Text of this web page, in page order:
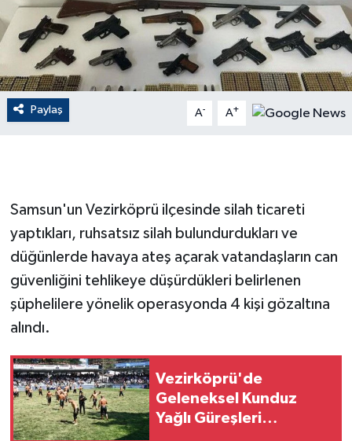
Paylaş A- A+
Samsun'un Vezirköprü ilçesinde silah ticareti
yaptıkları, ruhsatsız silah bulundurdukları ve
düğünlerde havaya ateş açarak vatandaşların can
güvenliğini tehlikeye düşürdükleri belirlenen
şüphelilere yönelik operasyonda 4 kişi gözaltına
alındı.
Vezirköprü'de
Geleneksel Kunduz
Yağlı Güreşleri
English News
Finans
Flaş Haber
GÜNDEM
Güvenlik
HABERDE İNSAN
İNSAN
İş Dünyası
Jandarma